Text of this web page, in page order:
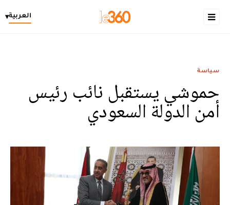
العربية▾
سياسة
حموشي يستقبل نائب رئيس
أمن الدولة السعودي